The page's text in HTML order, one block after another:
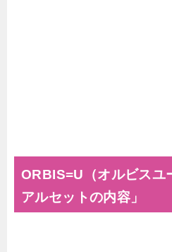
ORBIS=U（オルビスユ
アルセットの内容」